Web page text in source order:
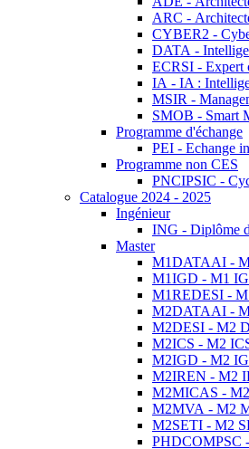
ARC -
CYBER2 -
DATA -
ECRSI - Expert
IA - IA :
MSIR -
SMOB - Smart
Programme d'échange
PEI - Echange
Programme non CES
PNCIPSIC -
Catalogue 2024 - 2025
Ingénieur
ING - Diplôme
Master
M1DATAAI -
M1IGD - M1
M1REDESI -
M2DATAAI -
M2DESI - M2
M2ICS - M2
M2IGD - M2
M2IREN - M2
M2MICAS -
M2MVA - M2
M2SETI - M2
PHDCOMPSC